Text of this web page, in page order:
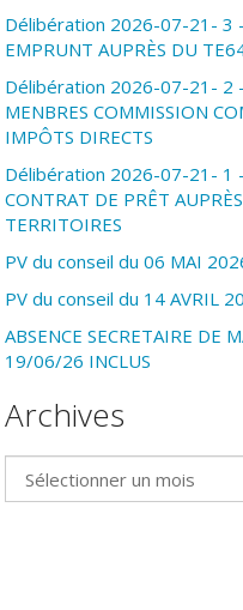
Délibération 2026-07-21- 3
EMPRUNT AUPRÈS DU
Délibération 2026-07-21- 2
MENBRES COMMISSION
IMPÔTS DIRECTS
Délibération 2026-07-21- 1
CONTRAT DE PRÊT
TERRITOIRES
PV du conseil du 06 MAI
PV du conseil du 14 AVRIL
ABSENCE SECRETAIRE DE
19/06/26 INCLUS
Archives
Archives